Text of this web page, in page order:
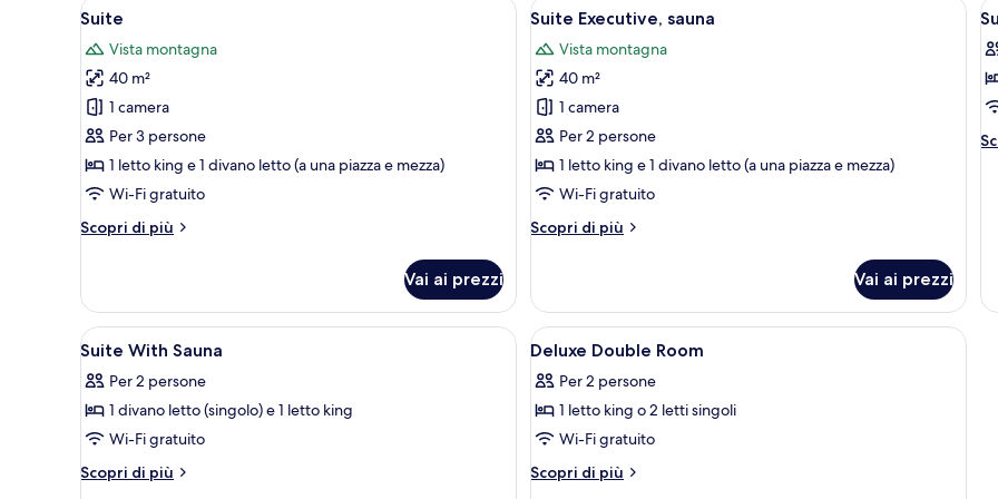
fumatori
fumatori
Apri
tutte
le
foto
per
Suite
3
Suite
Vista montagna
40 m²
1 camera
Per 3 persone
1 letto king e 1 divano letto (a una piazza e mezza)
Wi-Fi gratuito
Scopri di più
Altri
Vai ai prezzi
Apri
tutte
le
foto
per
Suite
Executive,
sauna
3
Suite Executive, sauna
Vista montagna
40 m²
1 camera
Per 2 persone
1 letto king e 1 divano letto (a una piazza e mezza)
Wi-Fi gratuito
Scopri di più
Altri
Executive,
sauna
Vai ai prezzi
le
Apri
tutte
le
foto
per
Suite
Camera da letto con un ampio letto, testiera in legno e vista su un paesaggio innevato.
3
Suite With Sauna
Per 2 persone
1 divano letto (singolo) e 1 letto king
Wi-Fi gratuito
Scopri di più
Altri
Apri
tutte
le
foto
per
Deluxe
Camera da letto con un ampio letto,
3
Deluxe Double Room
Per 2 persone
1 letto king o 2 letti singoli
Wi-Fi gratuito
Scopri di più
Altri